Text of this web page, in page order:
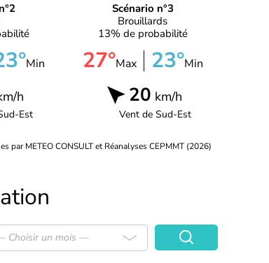
Min
h
Est
Scénario n°3
Brouillards
13% de probabilité
27°Max 23°Min
20 km/h
Vent deSud-Est
par METEO CONSULT et Réanalyses CEPMMT (2026)
Choisir un mois —